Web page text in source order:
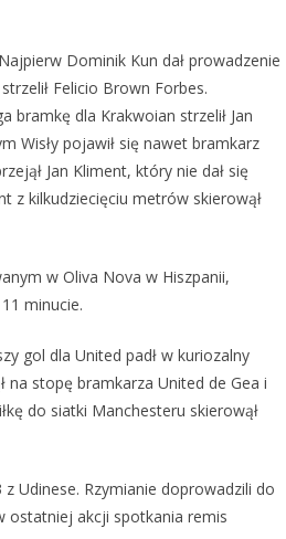
Dominik Kun dał prowadzenie
Felicio Brown Forbes.
bramkę dla Krakwoian strzelił Jan
Wisły pojawił się nawet bramkarz
Jan Kliment, który nie dał się
z kilkudziecięciu metrów skierowął
w Oliva Nova w Hiszpanii,
minucie.
gol dla United padł w kuriozalny
na stopę bramkarza United de Gea i
do siatki Manchesteru skierowął
Udinese. Rzymianie doprowadzili do
ostatniej akcji spotkania remis